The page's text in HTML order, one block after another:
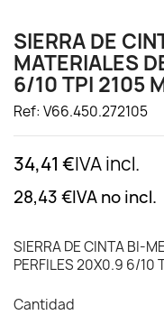
SIERRA DE
MATERIALES
6/10 TPI 2105
Ref: V66.450.272105
34,41 €IVA incl.
28,43 €IVA no incl.
SIERRA DE CINTA BI-
PERFILES 20X0.9 6/10
Cantidad